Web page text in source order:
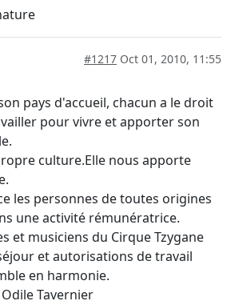
#1217 Oct 01, 2010, 11:55
pays d'accueil, chacun a le droit
pour vivre et apporter son
culture.Elle nous apporte
les personnes de toutes origines
une activité rémunératrice.
et musiciens du Cirque Tzygane
et autorisations de travail
en harmonie.
Tavernier